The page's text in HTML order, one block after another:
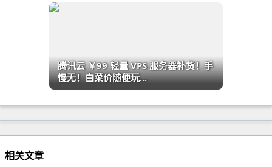
腾讯云 ￥99 轻量 VPS 服务器补货！手
慢无！白菜价随便玩...
相关文章